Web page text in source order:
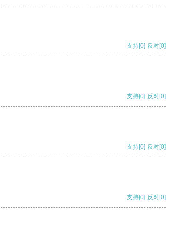
支持[0] 反对[0]
支持[0] 反对[0]
支持[0] 反对[0]
支持[0] 反对[0]